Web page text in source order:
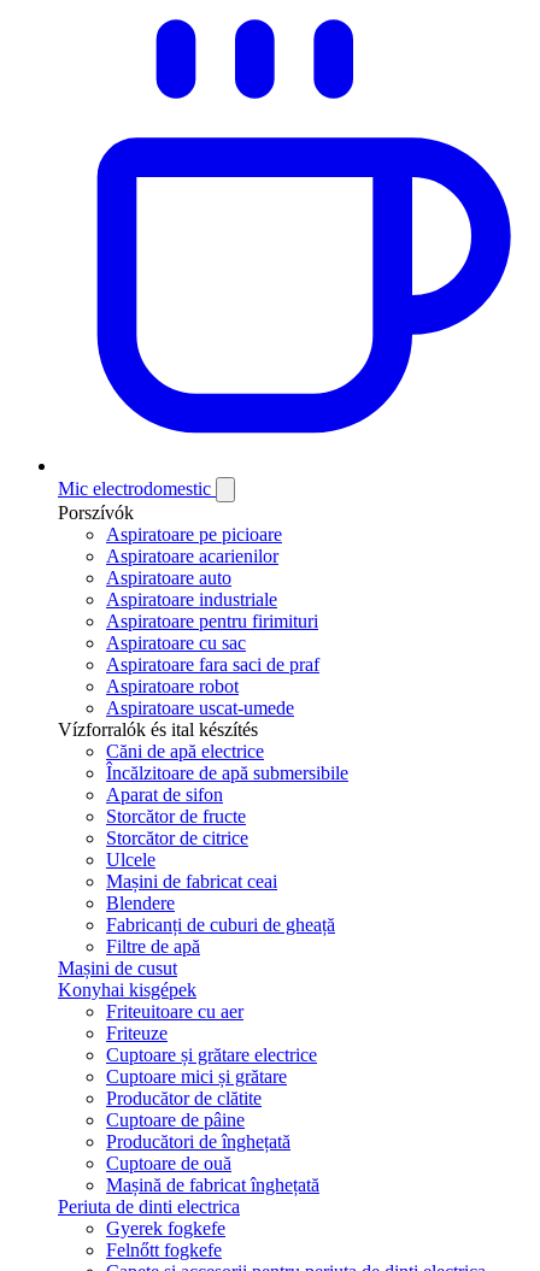
Mic electrodomestic
Porszívók
Aspiratoare pe picioare
Aspiratoare acarienilor
Aspiratoare auto
Aspiratoare industriale
Aspiratoare pentru firimituri
Aspiratoare cu sac
Aspiratoare fara saci de praf
Aspiratoare robot
Aspiratoare uscat-umede
Vízforralók és ital készítés
Căni de apă electrice
Încălzitoare de apă submersibile
Aparat de sifon
Storcător de fructe
Storcător de citrice
Ulcele
Mașini de fabricat ceai
Blendere
Fabricanți de cuburi de gheață
Filtre de apă
Mașini de cusut
Konyhai kisgépek
Friteuitoare cu aer
Friteuze
Cuptoare și grătare electrice
Cuptoare mici și grătare
Producător de clătite
Cuptoare de pâine
Producători de înghețată
Cuptoare de ouă
Mașină de fabricat înghețată
Periuta de dinti electrica
Gyerek fogkefe
Felnőtt fogkefe